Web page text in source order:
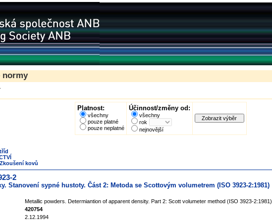
normy
Platnost:
všechny
pouze platné
pouze neplatné
Účinnost/změny od:
všechny
rok
nejnovější
kovů
2
Stanovení sypné hustoty. Část 2: Metoda se Scottovým volumetrem (ISO 3923-2:1981)
Metallic powders. Determiantion of apparent density. Part 2: Scott volumeter method (ISO 3923-2:1981)
420754
2.12.1994